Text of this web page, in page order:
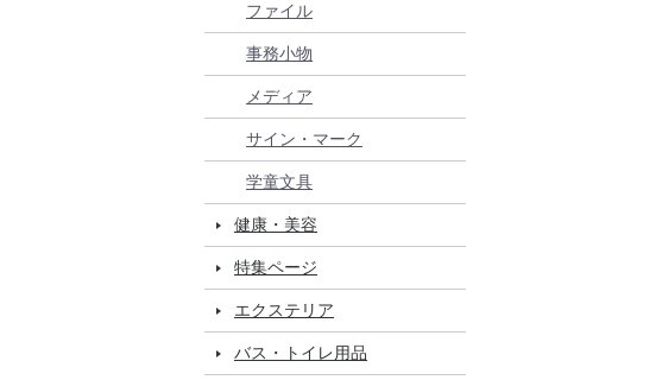
ファイル
事務小物
メディア
サイン・マーク
学童文具
健康・美容
特集ページ
エクステリア
バス・トイレ用品